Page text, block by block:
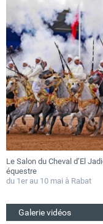
Festival Gnaoua
au 27 juin
Du 25 au 27 juin 2026
Galerie vidéos